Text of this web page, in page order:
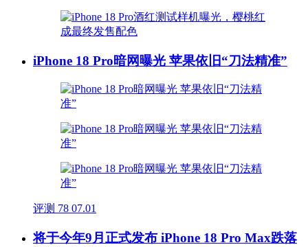
iPhone 18 Pro暗网曝光 苹果依旧“刀法精准”
评测 78 07.01
将于今年9月正式发布 iPhone 18 Pro Max跌落